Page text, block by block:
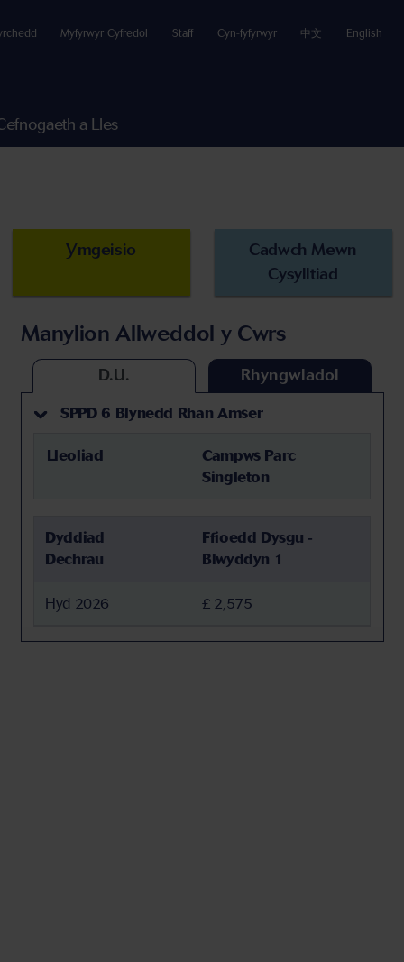
Myfyrwyr Cyfredol Staff Cyn-fyfyrwyr 中文 English
a Lles
Ymgeisio
Cadwch Mewn
Cysylltiad
Manylion Allweddol y Cwrs
D.U. Rhyngwladol
SPPD 6 Blynedd Rhan Amser
Lleoliad
Campws Parc
Singleton
Dyddiad
Dechrau
Ffioedd Dysgu -
Blwyddyn 1
Hyd 2026 £ 2,575